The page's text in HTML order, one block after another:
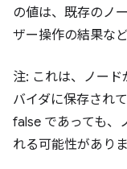
の値は、既存のノ
ザー操作の結果など
注: これは、ノー
バイダに保存され
false であっても、
れる可能性がありま